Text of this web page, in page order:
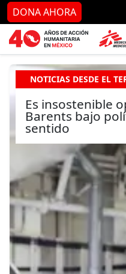
Ir al contenido principal
DONA AHORA
NOTICIAS DESDE EL
Es insostenible
Barents bajo
sentido